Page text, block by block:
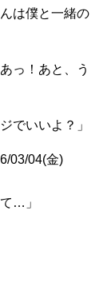
は僕と一緒の
っ！あと、う
でいいよ？」
03/04(金)
…」